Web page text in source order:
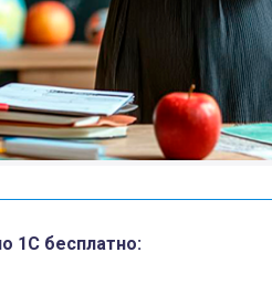
1С бесплатно: